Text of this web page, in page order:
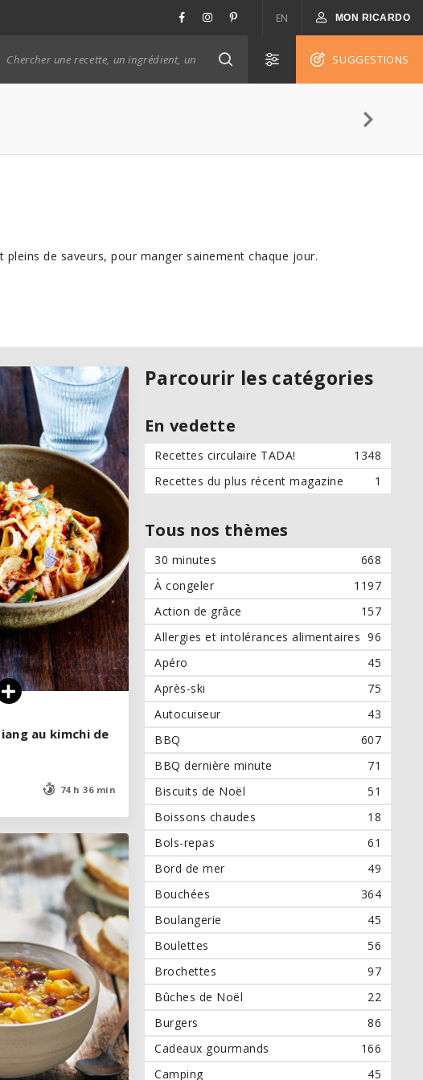
EN MON RICARDO
SUGGESTIONS
de saveurs, pour manger sainement chaque jour.
au kimchi de
74 h 36 min
au kimchi de
74 h 36 min
RECETTE
Parcourir les catégories
En vedette
Recettes circulaire TADA!
1348
Recettes du plus récent magazine
1
Tous nos thèmes
30 minutes
668
À congeler
1197
Action de grâce
157
Allergies et intolérances alimentaires 96
Apéro
45
Après-ski
75
Autocuiseur
43
BBQ
607
BBQ dernière minute
71
Biscuits de Noël
51
Boissons chaudes
18
Bols-repas
61
Bord de mer
49
Bouchées
364
Boulangerie
45
Boulettes
56
Brochettes
97
Bûches de Noël
22
Burgers
86
Cadeaux gourmands
166
Camping
45